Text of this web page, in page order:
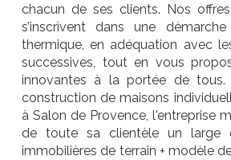
chacun de ses clients. Nos
s’inscrivent dans une
thermique, en adéquation avec
successives, tout en vous
innovantes à la portée de tous.
construction de maisons
à Salon de Provence, l'entreprise
de toute sa clientèle un large
immobilières de terrain + modèle